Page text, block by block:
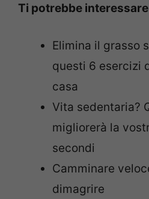
Ti potrebbe
Elimina il grasso
questi 6 esercizi
casa
Vita sedentaria?
migliorerà la
secondi
Camminare
dimagrire